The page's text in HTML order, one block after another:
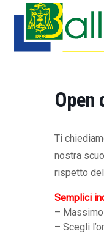
Open
Ti
nostra
rispetto
Semplici
–
– Scegli